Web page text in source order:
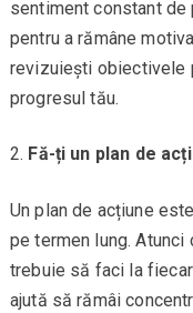
sentiment constant
pentru a rămâne
revizuiești obiectivele
progresul tău.
Fă-ți un plan de
Un plan de acțiune
pe termen lung. Atunci
trebuie să faci la
ajută să rămâi